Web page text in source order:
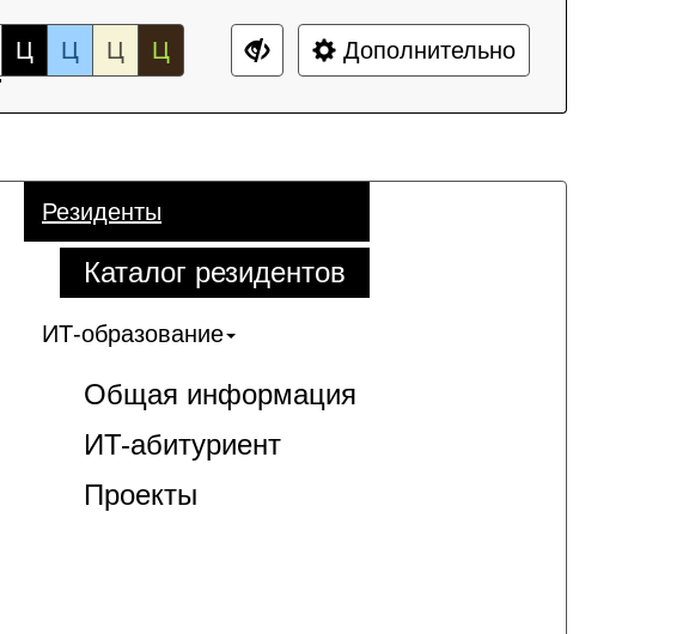
Ц Ц Ц Ц Дополнительно
Резиденты
Каталог резидентов
ИТ-образование
Общая информация
ИT-абитуриент
Проекты